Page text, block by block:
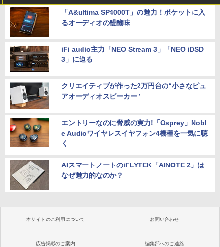
「A&ultima SP4000T」の魅力！ポケットに入
るオーディオの醍醐味
iFi audio主力「NEO Stream 3」「NEO iDSD
3」に迫る
クリエイティブが作った2万円台の“小さなピュ
アオーディオスピーカー”
エントリーなのに脅威の実力!「Osprey」Nobl
e Audioワイヤレスイヤフォン4機種を一気に聴
く
AIスマートノートのiFLYTEK「AINOTE 2」は
なぜ魅力的なのか？
本サイトのご利用について お問い合わせ
広告掲載のご案内 編集部へのご連絡